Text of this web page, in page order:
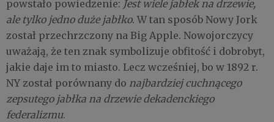
powstało powiedzenie: Jest wiele jabłek na drzewie,
ale tylko jedno duże jabłko. W tan sposób Nowy Jork
został przechrzczony na Big Apple. Nowojorczycy
uważają, że ten znak symbolizuje obfitość i dobrobyt,
jakie daje im to miasto. Lecz wcześniej, bo w 1892 r.
NY został porównany do najbardziej cuchnącego
zepsutego jabłka na drzewie dekadenckiego
federalizmu.